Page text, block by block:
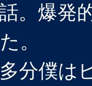
。爆発
。
分僕は